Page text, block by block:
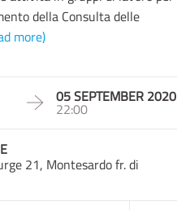
della Consulta delle
more)
05 SEPTEMBER 2020
22:00
21, Montesardo fr. di